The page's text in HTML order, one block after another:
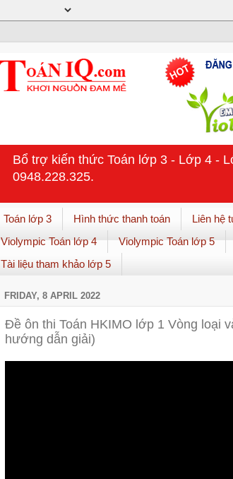
Bổ trợ kiến thức Toán lớp 3 - Lớp 4 -
0948.228.325.
Toán lớp 3 Hình thức thanh toán Liên hệ
Violympic Toán lớp 4
Violympic Toán lớp 5
Tài liệu tham khảo lớp 5
FRIDAY, 8 APRIL 2022
Đề ôn thi Toán HKIMO lớp 1 Vòng loại
hướng dẫn giải)